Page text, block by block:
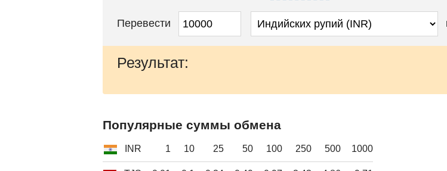
Перевести
Результат:
Популярные суммы обмена
INR 1 10 25 50 100 250 500 1000